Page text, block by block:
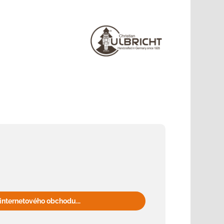
obchodu...